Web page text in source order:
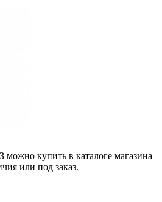
купить в каталоге магазина
или под заказ.